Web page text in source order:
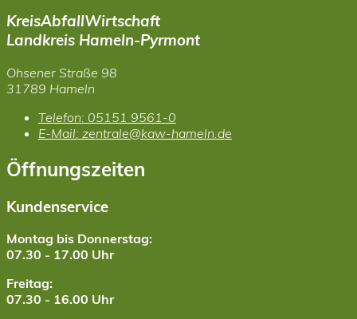
KreisAbfallWirtschaft
Landkreis Hameln-Pyrmont
Ohsener Straße 98
31789 Hameln
Telefon: 05151 9561-0
E-Mail: zentrale@kaw-hameln.de
Öffnungszeiten
Kundenservice
Montag bis Donnerstag:
07.30 - 17.00 Uhr
Freitag:
07.30 - 16.00 Uhr